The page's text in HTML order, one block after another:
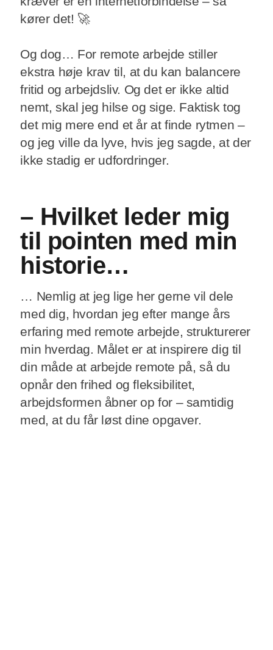
kører det! 🚀
Og dog… For remote arbejde stiller
ekstra høje krav til, at du kan balancere
fritid og arbejdsliv. Og det er ikke altid
nemt, skal jeg hilse og sige. Faktisk tog
det mig mere end et år at finde rytmen –
og jeg ville da lyve, hvis jeg sagde, at der
ikke stadig er udfordringer.
– Hvilket leder mig
til pointen med min
historie…
… Nemlig at jeg lige her gerne vil dele
med dig, hvordan jeg efter mange års
erfaring med remote arbejde, strukturerer
min hverdag. Målet er at inspirere dig til
din måde at arbejde remote på, så du
opnår den frihed og fleksibilitet,
arbejdsformen åbner op for – samtidig
med, at du får løst dine opgaver.